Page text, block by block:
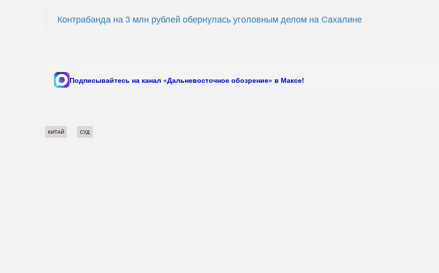
Контрабанда на 3 млн рублей обернулась уголовным делом на Сахалине
Подписывайтесь на канал «Дальневосточное обозрение» в Максе!
КИТАЙ СУД